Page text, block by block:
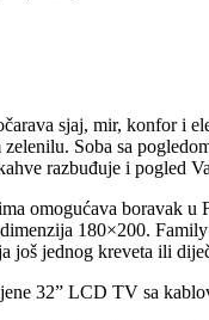
sjaj, mir, konfor i
Soba sa
razbuđuje i pogled
omogućava boravak
180×200.
još jednog kreveta ili
32” LCD TV sa